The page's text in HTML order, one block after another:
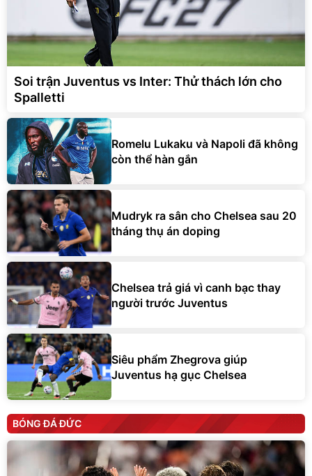
Soi trận Juventus vs Inter: Thử thách lớn cho
Spalletti
Romelu Lukaku và Napoli đã không
còn thể hàn gắn
Mudryk ra sân cho Chelsea sau 20
tháng thụ án doping
Chelsea trả giá vì canh bạc thay
người trước Juventus
Siêu phẩm Zhegrova giúp
Juventus hạ gục Chelsea
BÓNG ĐÁ ĐỨC